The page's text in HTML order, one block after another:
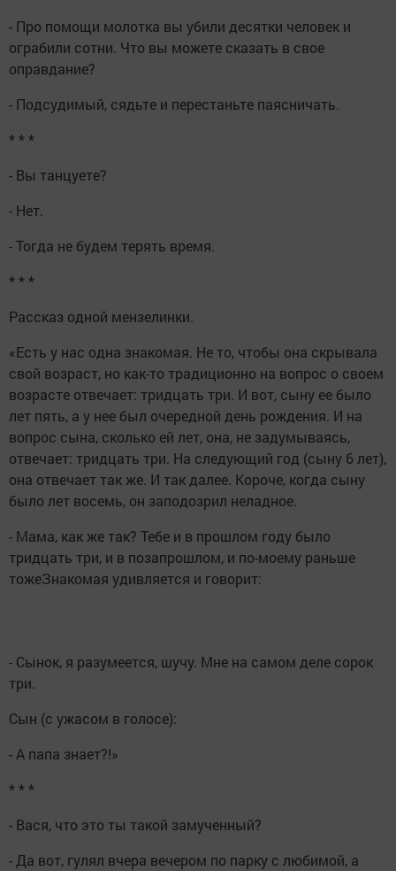
- Про помощи молотка вы убили десятки человек и
ограбили сотни. Что вы можете сказать в свое
оправдание?
- Подсудимый, сядьте и перестаньте паясничать.
* * *
- Вы танцуете?
- Нет.
- Тогда не будем терять время.
* * *
Рассказ одной мензелинки.
«Есть у нас одна знакомая. Не то, чтобы она скрывала
свой возраст, но как-то традиционно на вопрос о своем
возрасте отвечает: тридцать три. И вот, сыну ее было
лет пять, а у нее был очередной день рождения. И на
вопрос сына, сколько ей лет, она, не задумываясь,
отвечает: тридцать три. На следующий год (сыну 6 лет),
она отвечает так же. И так далее. Короче, когда сыну
было лет восемь, он заподозрил неладное.
- Мама, как же так? Тебе и в прошлом году было
тридцать три, и в позапрошлом, и по-моему раньше
тожеЗнакомая удивляется и говорит:
- Сынок, я разумеется, шучу. Мне на самом деле сорок
три.
Сын (с ужасом в голосе):
- А папа знает?!»
* * *
- Вася, что это ты такой замученный?
- Да вот, гулял вчера вечером по парку с любимой, а